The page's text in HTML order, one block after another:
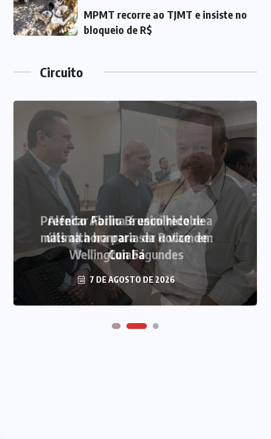
MPMT recorre ao TJMT e insiste no
bloqueio de R$
Circuito
Prefeito Abilio Brunini recebe a
mais alta honraria da Rotam em
Cuiabá
7 DE AGOSTO DE 2026